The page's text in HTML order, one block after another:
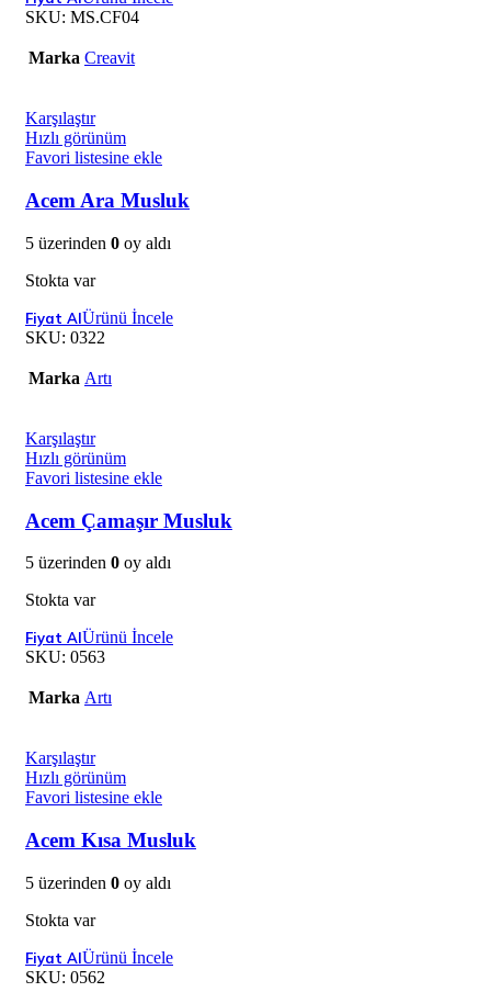
SKU: MS.CF04
Marka Creavit
Karşılaştır
Hızlı görünüm
Favori listesine ekle
Acem Ara Musluk
5 üzerinden 0 oy aldı
Stokta var
Ürünü İncele
SKU: 0322
Marka Artı
Karşılaştır
Hızlı görünüm
Favori listesine ekle
Acem Çamaşır Musluk
5 üzerinden 0 oy aldı
Stokta var
Ürünü İncele
SKU: 0563
Marka Artı
Karşılaştır
Hızlı görünüm
Favori listesine ekle
Acem Kısa Musluk
5 üzerinden 0 oy aldı
Stokta var
Ürünü İncele
SKU: 0562